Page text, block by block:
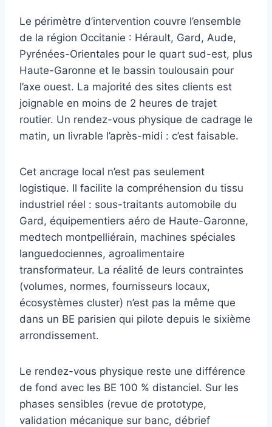
Le périmètre d’intervention couvre l’ensemble
de la région Occitanie : Hérault, Gard, Aude,
Pyrénées-Orientales pour le quart sud-est, plus
Haute-Garonne et le bassin toulousain pour
l’axe ouest. La majorité des sites clients est
joignable en moins de 2 heures de trajet
routier. Un rendez-vous physique de cadrage le
matin, un livrable l’après-midi : c’est faisable.
Cet ancrage local n’est pas seulement
logistique. Il facilite la compréhension du tissu
industriel réel : sous-traitants automobile du
Gard, équipementiers aéro de Haute-Garonne,
medtech montpelliérain, machines spéciales
languedociennes, agroalimentaire
transformateur. La réalité de leurs contraintes
(volumes, normes, fournisseurs locaux,
écosystèmes cluster) n’est pas la même que
dans un BE parisien qui pilote depuis le sixième
arrondissement.
Le rendez-vous physique reste une différence
de fond avec les BE 100 % distanciel. Sur les
phases sensibles (revue de prototype,
validation mécanique sur banc, débrief